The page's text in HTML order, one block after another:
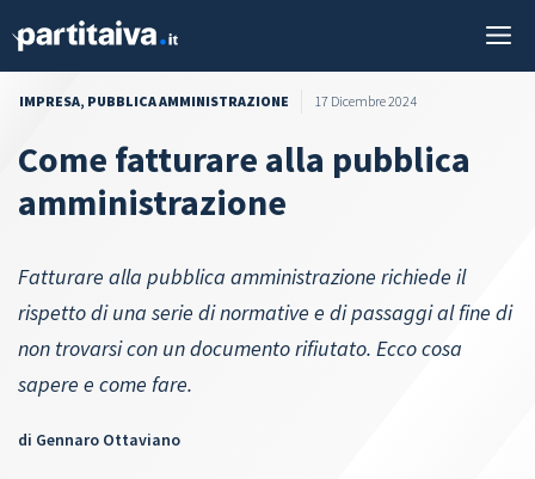
IMPRESA, PUBBLICA AMMINISTRAZIONE 17 Dicembre 2024
Come fatturare alla pubblica
amministrazione
Fatturare alla pubblica amministrazione richiede il
rispetto di una serie di normative e di passaggi al fine di
non trovarsi con un documento rifiutato. Ecco cosa
sapere e come fare.
di Gennaro Ottaviano